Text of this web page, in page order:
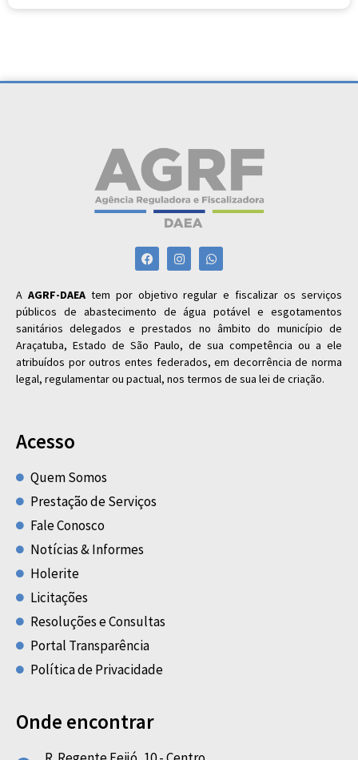
A AGRF-DAEAtem por objetivo regular e fiscalizar os serviços
públicos de abastecimento de água potável e esgotamentos
sanitários delegados e prestados no âmbito do município de
Araçatuba, Estado de São Paulo, de sua competência ou a ele
atribuídos por outros entes federados, em decorrência de norma
legal, regulamentar ou pactual, nos termos de sua lei de criação.
Acesso
Quem Somos
Prestação de Serviços
Fale Conosco
Notícias & Informes
Holerite
Licitações
Resoluções e Consultas
Portal Transparência
Política de Privacidade
Onde encontrar